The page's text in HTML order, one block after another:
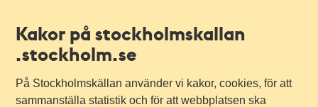
Kakor på stockholmskallan
.stockholm.se
På Stockholmskällan använder vi kakor, cookies, för att
sammanställa statistik och för att webbplatsen ska